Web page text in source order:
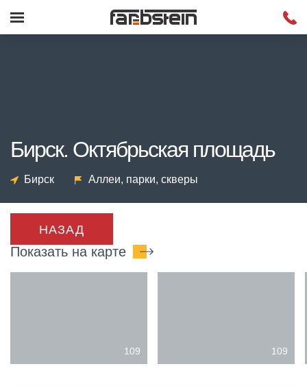
Бирск. Октябрьская площадь
Бирск Аллеи, парки, скверы
НАЗАД
Показать на карте
109 109